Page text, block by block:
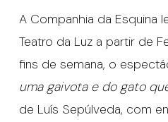
A Companhia da Esquina
Teatro da Luz a partir de
fins de semana, o
uma gaivota e do gato
de Luís Sepúlveda, com